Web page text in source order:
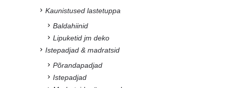
Kaunistused lastetuppa
Baldahiinid
Lipuketid jm deko
Istepadjad & madratsid
Põrandapadjad
Istepadjad